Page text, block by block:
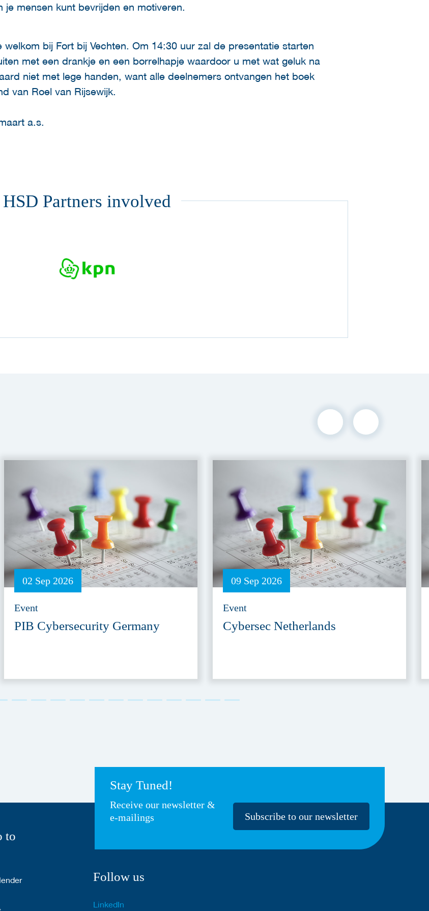
mensen kunt bevrijden en motiveren.
bij Fort bij Vechten. Om 14:30 uur zal de presentatie starten
met een drankje en een borrelhapje waardoor u met wat geluk na
niet met lege handen, want alle deelnemers ontvangen het boek
van Roel van Rijsewijk.
a.s.
HSD Partners involved
02 Sep 2026
Event
PIB Cybersecurity Germany
09 Sep 2026
Event
Cybersec Netherlands
Stay Tuned!
Receive our newsletter &
e-mailings
Subscribe to our newsletter
to
Follow us
LinkedIn